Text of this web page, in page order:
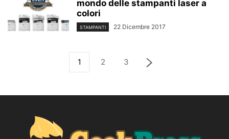
mondo delle stampanti laser a
colori
STAMPANTI 22 Dicembre 2017
1 2 3